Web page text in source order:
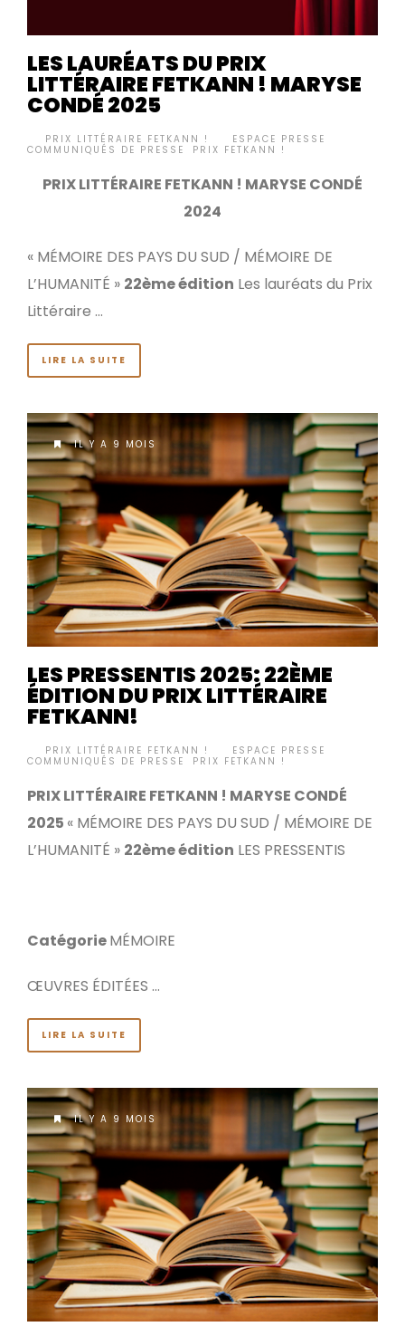
LES LAURÉATS DU PRIX
LITTÉRAIRE FETKANN ! MARYSE
CONDÉ 2025
PRIX LITTÉRAIRE FETKANN ! ESPACE PRESSE
COMMUNIQUÉS DE PRESSE
PRIX FETKANN !
PRIX LITTÉRAIRE FETKANN ! MARYSE CONDÉ
2024
« MÉMOIRE DES PAYS DU SUD / MÉMOIRE DE
L’HUMANITÉ » 22ème édition Les lauréats du Prix
Littéraire …
LIRE LA SUITE
IL Y A 9 MOIS
LES PRESSENTIS 2025: 22ÈME
ÉDITION DU PRIX LITTÉRAIRE
FETKANN!
PRIX LITTÉRAIRE FETKANN ! ESPACE PRESSE
COMMUNIQUÉS DE PRESSE
PRIX FETKANN !
PRIX LITTÉRAIRE FETKANN ! MARYSE CONDÉ
2025 « MÉMOIRE DES PAYS DU SUD / MÉMOIRE DE
L’HUMANITÉ » 22ème édition LES PRESSENTIS
CatégorieMÉMOIRE
ŒUVRES ÉDITÉES …
LIRE LA SUITE
IL Y A 9 MOIS